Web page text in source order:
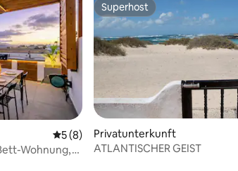
Durchschnittliche Bewertung: 5 von
5 (8)
Wohnung,
Superhost
Superhost
Privatunterkunft
ATLANTISCHER GEIST